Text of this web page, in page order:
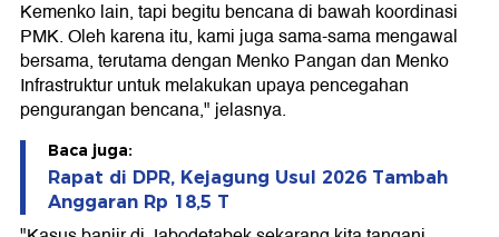
Kemenko lain, tapi begitu bencana di bawah koordinasi
PMK. Oleh karena itu, kami juga sama-sama mengawal
bersama, terutama dengan Menko Pangan dan Menko
Infrastruktur untuk melakukan upaya pencegahan
pengurangan bencana," jelasnya.
Baca juga:
Rapat di DPR, Kejagung Usul 2026 Tambah
Anggaran Rp 18,5 T